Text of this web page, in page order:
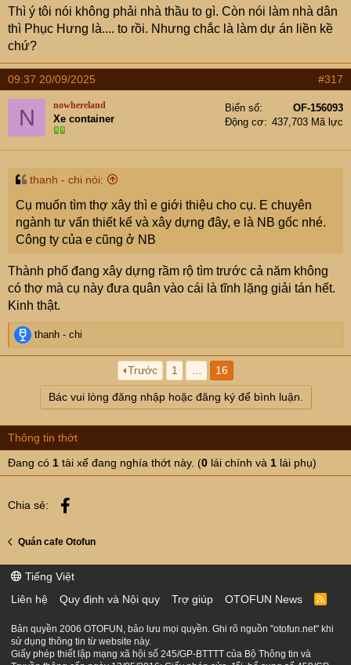
Thì ý tôi nói không phải nhà thầu to gì. Còn nói làm nhà dân
thì Phục Hưng là.... to rồi. Nhưng chắc là làm dự án liền kề
chứ?
09:37 20/09/2025 #317
N nowhereland
Xe container
Biển số
OF-156093
Động cơ
437,703 Mã lực
thanh - chi nói:
Cụ muốn tìm thợ xây thì e giới thiệu cho cụ. E chuyên
ngành tư vấn thiết kế và xây dựng đây, e là NB gốc nhé.
Công ty của e cũng ở NB
Thành phố đang xây dựng rầm rộ tìm trước cả năm không
có thợ mà cụ này đưa quân vào cái là tĩnh lặng giải tán hết.
Kinh thật.
R
e
s
thanh - chi
Trước 1 16
Bác vui lòng đăng nhập hoặc đăng ký để bình luận.
Thông tin thớt
Đang có 1 tài xế đang nghía thớt này. (0 lái chính và 1 lái phụ)
Chia sẻ:
Quán cafe Otofun
Tiếng Việt
Liên hệ
Quy định và Nội quy Trợ giúp OTOFUN News
R
S
Bản quyền 2006 OTOFUN, bảo lưu mọi quyền. Ghi rõ nguồn "otofun.net" khi
sử dụng thông tin từ website này.
Giấy phép thiết lập mạng xã hội số 245/GP-BTTTT của Bộ Thông tin và